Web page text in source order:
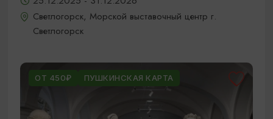
Светлогорск, Морской выставочный центр г.
Светлогорск
ОТ 450₽ ПУШКИНСКАЯ КАРТА